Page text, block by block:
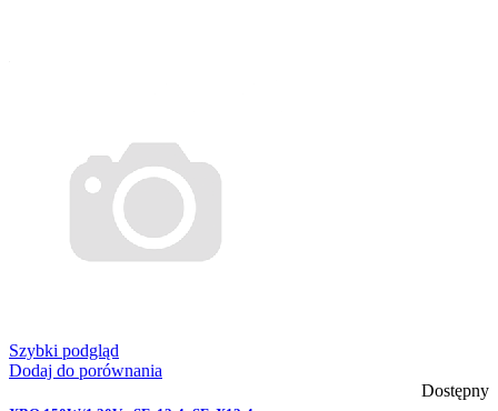
Szybki podgląd
Dodaj do porównania
Dostępny